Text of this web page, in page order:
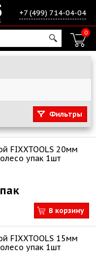
+7 (499) 714-04-04
0
Фильтры
FIXXTOOLS 20мм
упак 1шт
В корзину
FIXXTOOLS 15мм
упак 1шт